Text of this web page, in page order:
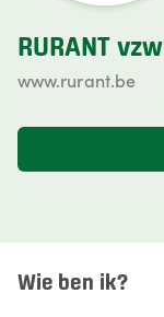
RURANT vzw
www.rurant.be
Wie ben ik?